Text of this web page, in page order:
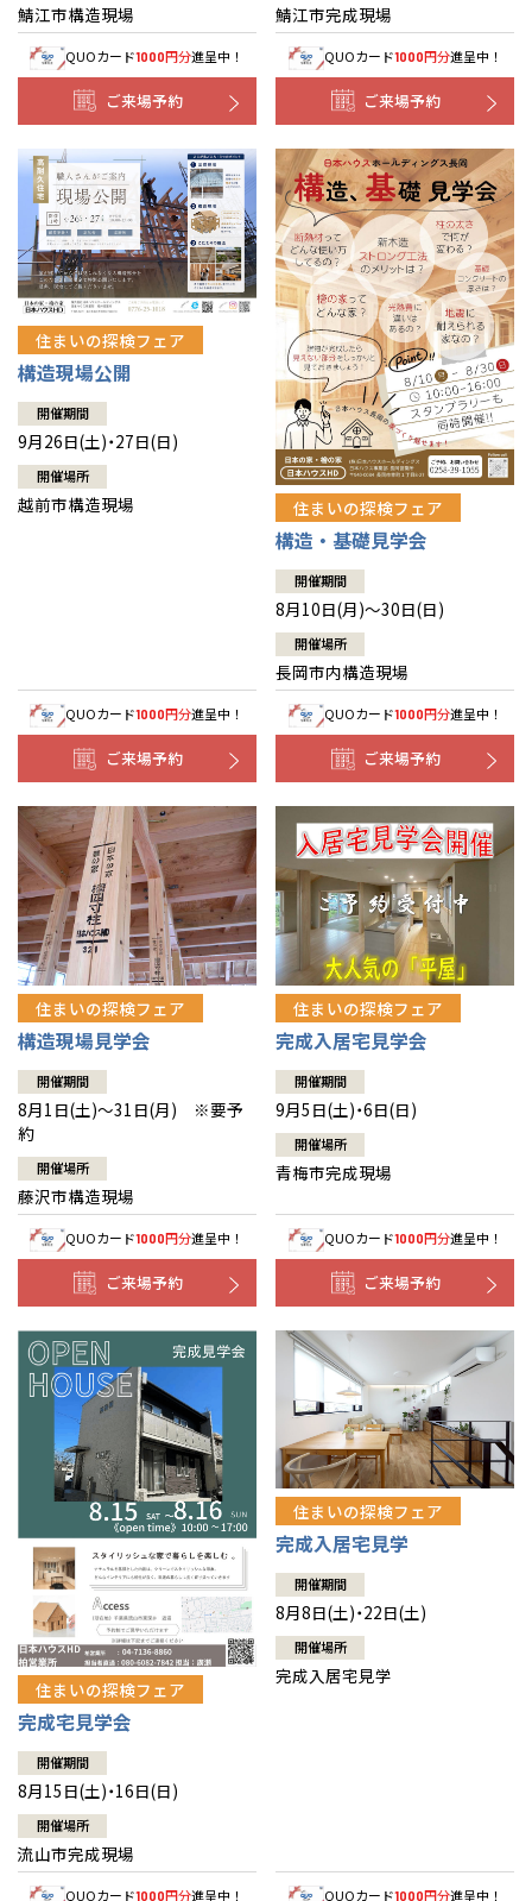
鯖江市構造現場
QUOカード1000円分進呈中！
ご来場予約
鯖江市完成現場
QUOカード1000円分進呈中！
ご来場予約
住まいの探検フェア
構造現場公開
開催期間
9月26日(土)・27日(日)
開催場所
越前市構造現場
QUOカード1000円分進呈中！
ご来場予約
住まいの探検フェア
構造・基礎見学会
開催期間
8月10日(月)～30日(日)
開催場所
長岡市内構造現場
QUOカード1000円分進呈中！
ご来場予約
住まいの探検フェア
構造現場見学会
開催期間
8月1日(土)～31日(月) ※要予
約
開催場所
藤沢市構造現場
QUOカード1000円分進呈中！
ご来場予約
住まいの探検フェア
完成入居宅見学会
開催期間
9月5日(土)・6日(日)
開催場所
青梅市完成現場
QUOカード1000円分進呈中！
ご来場予約
住まいの探検フェア
完成宅見学会
開催期間
8月15日(土)・16日(日)
開催場所
流山市完成現場
QUOカード1000円分進呈中！
住まいの探検フェア
完成入居宅見学
開催期間
8月8日(土)・22日(土)
開催場所
完成入居宅見学
QUOカード1000円分進呈中！